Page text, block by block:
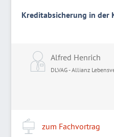
Kreditabsicherung in der
Alfred Henrich
DLVAG - Allianz
zum Fachvortrag